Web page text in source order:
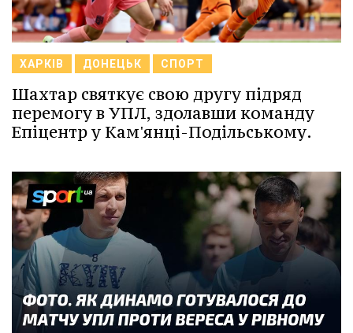
ХАРКІВ ДОНЕЦЬК СПОРТ
Шахтар святкує свою другу підряд
перемогу в УПЛ, здолавши команду
Епіцентр у Кам'янці-Подільському.